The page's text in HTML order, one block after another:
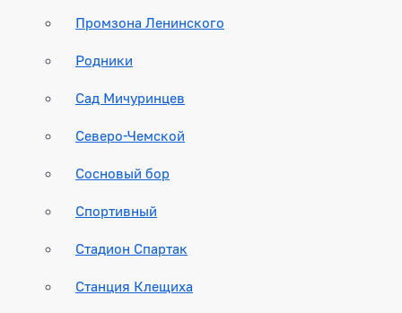
Промзона Ленинского
Родники
Сад Мичуринцев
Северо-Чемской
Сосновый бор
Спортивный
Стадион Спартак
Станция Клещиха